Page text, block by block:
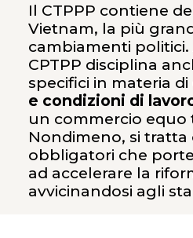
Il CTPPP contiene
Vietnam, la più
cambiamenti politici.
CPTPP disciplina
specifici in materia di
e condizioni di
un commercio equo
Nondimeno, si tratta
obbligatori che
ad accelerare la
avvicinandosi agli